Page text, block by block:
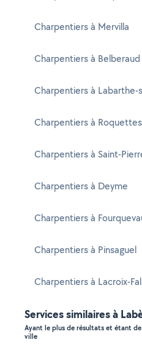
Charpentiers à Mervilla
Charpentiers à Belberaud
Charpentiers à Labarthe-
Charpentiers à Roquettes
Charpentiers à Saint-
Charpentiers à Deyme
Charpentiers à
Charpentiers à Pinsaguel
Charpentiers à Lacroix-
Services similaires à
Ayant le plus de résultats et étant
ville